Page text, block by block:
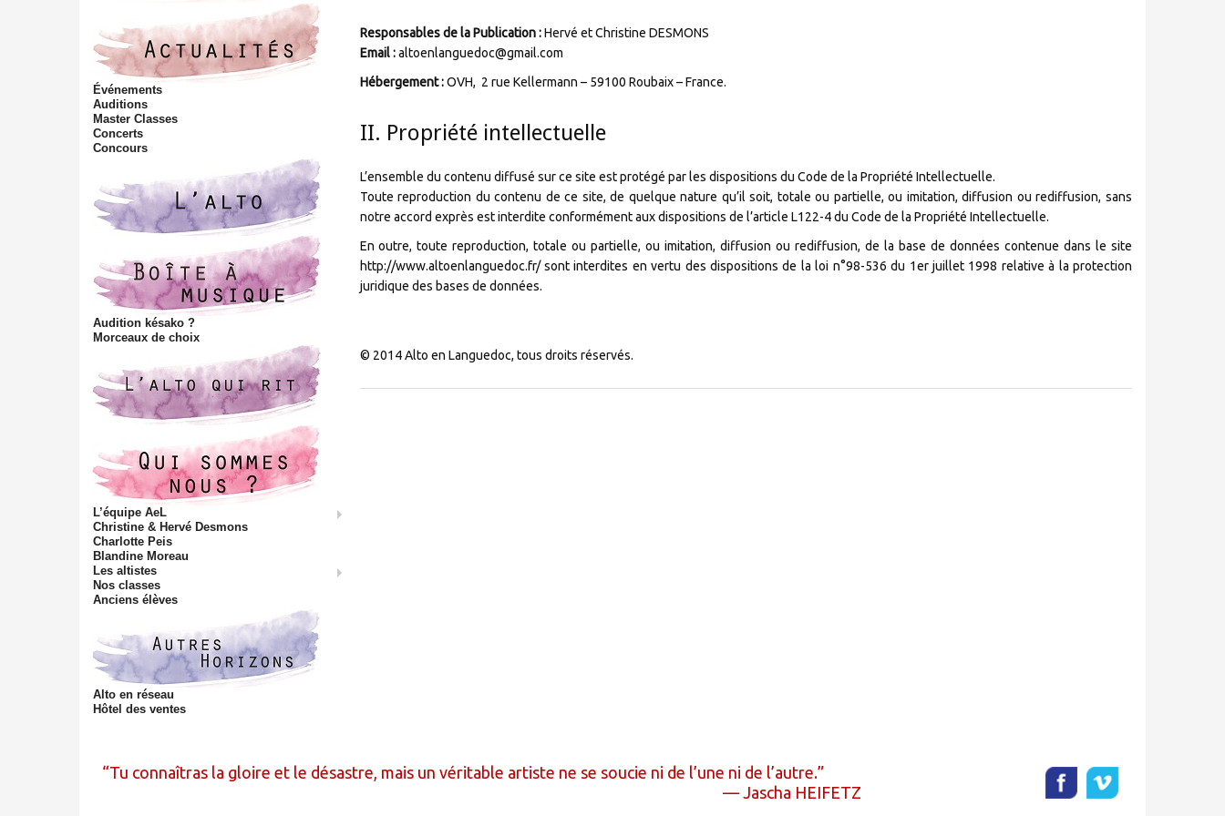
Responsables de la Publication :Hervé et Christine DESMONS
Email :altoenlanguedoc@gmail.com
Hébergement :OVH, 2 rue Kellermann – 59100 Roubaix – France.
II. Propriété intellectuelle
L’ensemble du contenu diffusé sur ce site est protégé par les dispositions du Code de la Propriété Intellectuelle.
Toute reproduction du contenu de ce site, de quelque nature qu’il soit, totale ou partielle, ou imitation, diffusion ou rediffusion, sans
notre accord exprès est interdite conformément aux dispositions de l’article L122-4 du Code de la Propriété Intellectuelle.
En outre, toute reproduction, totale ou partielle, ou imitation, diffusion ou rediffusion, de la base de données contenue dans le site
http://www.altoenlanguedoc.fr/ sont interdites en vertu des dispositions de la loi n°98-536 du 1er juillet 1998 relative à la protection
juridique des bases de données.
© 2014 Alto en Languedoc, tous droits réservés.
i
s
s
i
t
e
Événements
Auditions
Master Classes
Concerts
Concours
Audition késako ?
Morceaux de choix
L’équipe AeL
Christine & Hervé Desmons
Charlotte Peis
Blandine Moreau
Les altistes
Nos classes
Anciens élèves
Alto en réseau
Hôtel des ventes
Tu connaîtras la gloire et le désastre, mais un véritable artiste ne se soucie ni de l’une ni de l’autre.
— Jascha HEIFETZ